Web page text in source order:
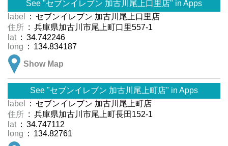
See "セブンイレブン 加古川尾上口里店" in Apps
label
: セブンイレブン 加古川尾上口里店
住所 : 兵庫県加古川市尾上町口里557-1
lat : 34.742246
long : 134.834187
Show Map
See "セブンイレブン 加古川尾上町店" in Apps
label
: セブンイレブン 加古川尾上町店
住所 : 兵庫県加古川市尾上町長田152-1
lat : 34.747112
long : 134.82761